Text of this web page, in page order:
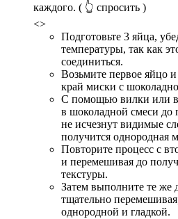
каждого. ( 👆 спросить )
<>
Подготовьте 3 яйца,
температуры, так как
соединиться.
Возьмите первое яйцо и
край миски с
С помощью вилки или
в шоколадной смеси до
не исчезнут видимые
получится однородная
Повторите процесс с
и перемешивая до
текстуры.
Затем выполните те же
тщательно
однородной и гладкой.